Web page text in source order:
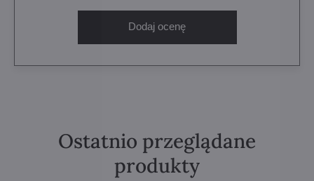
Dodaj ocenę
Ostatnio przeglądane
produkty